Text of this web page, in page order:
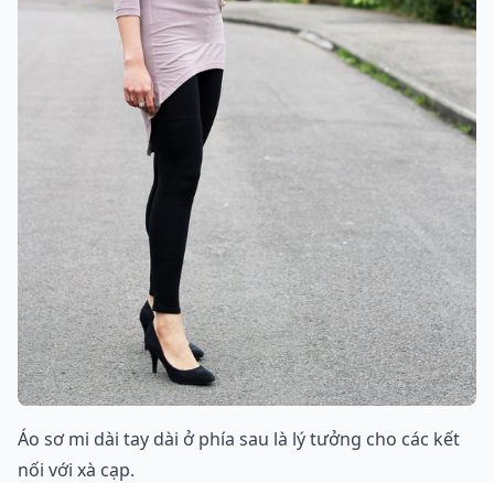
Áo sơ mi dài tay dài ở phía sau là lý tưởng cho các kết
nối với xà cạp.